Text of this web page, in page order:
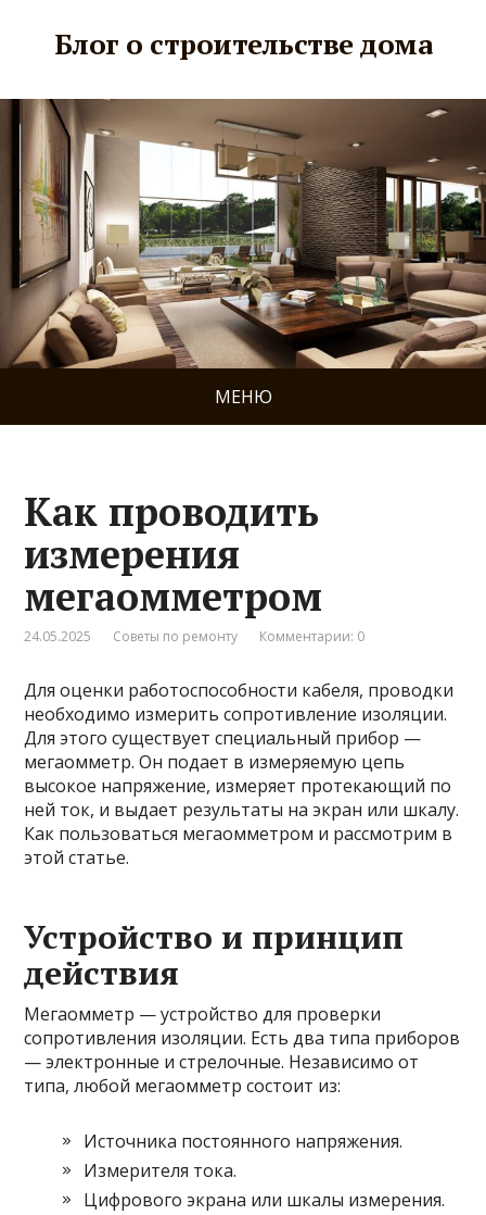
Блог о строительстве дома
МЕНЮ
Как проводить
измерения
мегаомметром
24.05.2025 Советы по ремонту Комментарии: 0
Для оценки работоспособности кабеля, проводки
необходимо измерить сопротивление изоляции.
Для этого существует специальный прибор —
мегаомметр. Он подает в измеряемую цепь
высокое напряжение, измеряет протекающий по
ней ток, и выдает результаты на экран или шкалу.
Как пользоваться мегаомметром и рассмотрим в
этой статье.
Устройство и принцип
действия
Мегаомметр — устройство для проверки
сопротивления изоляции. Есть два типа приборов
— электронные и стрелочные. Независимо от
типа, любой мегаомметр состоит из:
Источника постоянного напряжения.
Измерителя тока.
Цифрового экрана или шкалы измерения.